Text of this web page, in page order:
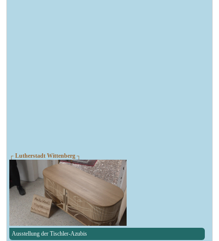
┌ Lutherstadt Wittenberg ┐
Ausstellung der Tischler-Azubis